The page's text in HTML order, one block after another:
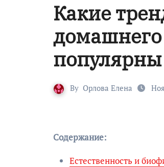
Какие
домашнего
популярны
By Орлова Елена
Содержание:
Естественность и